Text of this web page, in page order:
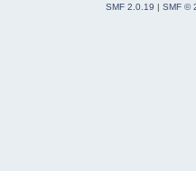
SMF 2.0.19 | SMF ©